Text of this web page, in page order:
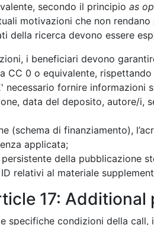
secondo il principio as
motivazioni che non
della ricerca devono essere
i beneficiari devono
CC 0 o equivalente,
necessario fornire informazioni
data del deposito, autore/i,
(schema di finanziamento),
applicata;
della pubblicazione
relativi al materiale
17: Additional
specifiche condizioni della